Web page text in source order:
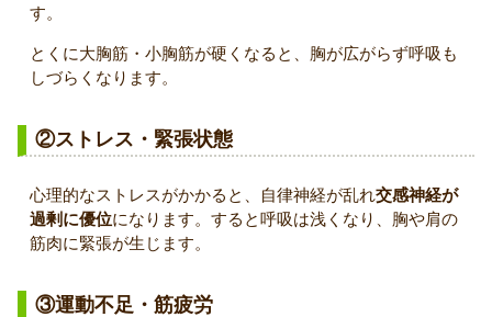
す。
とくに大胸筋・小胸筋が硬くなると、胸が広がらず呼吸も
しづらくなります。
②ストレス・緊張状態
心理的なストレスがかかると、自律神経が乱れ交感神経が
過剰に優位になります。すると呼吸は浅くなり、胸や肩の
筋肉に緊張が生じます。
③運動不足・筋疲労